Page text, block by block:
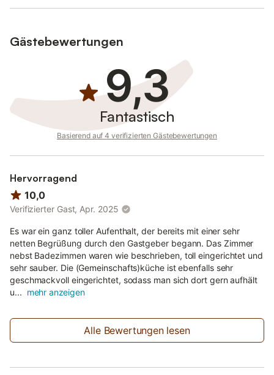
Gästebewertungen
9,3
Fantastisch
Basierend auf 4 verifizierten Gästebewertungen
Hervorragend
10,0
Verifizierter Gast, Apr. 2025
Es war ein ganz toller Aufenthalt, der bereits mit einer sehr
netten Begrüßung durch den Gastgeber begann. Das Zimmer
nebst Badezimmen waren wie beschrieben, toll eingerichtet und
sehr sauber. Die (Gemeinschafts)küche ist ebenfalls sehr
geschmackvoll eingerichtet, sodass man sich dort gern aufhält
u... mehr anzeigen
Alle Bewertungen lesen